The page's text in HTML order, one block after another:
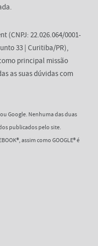
(CNPJ: 22.026.064/0001-
33 | Curitiba/PR),
principal missão
as suas dúvidas com
Google. Nenhuma das duas
publicados pelo site.
assim como GOOGLE® é